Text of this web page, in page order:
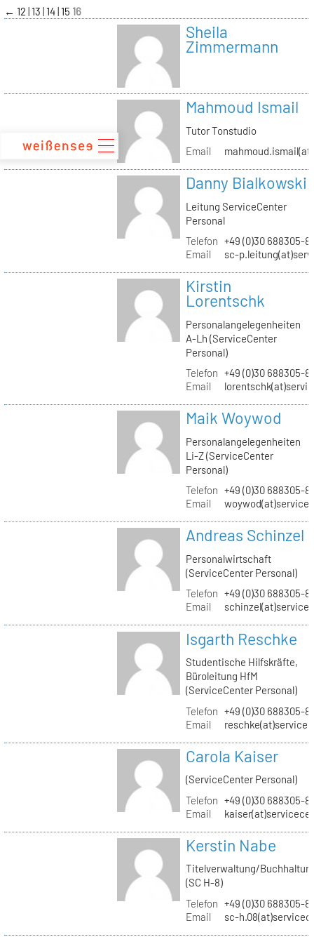
zum
Inhalt
← 12 13 14 15 16
Sheila
Zimmermann
Mahmoud Ismail
Tutor Tonstudio
Email
Danny Bialkowski
Leitung ServiceCenter
Personal
Telefon +49 (0)30 688305-
Email
sc-
Kirstin
Lorentschk
Personalangelegenheiten
A-Lh (ServiceCenter
Personal)
Telefon +49 (0)30 688305-
Email
Maik Woywod
Personalangelegenheiten
Li-Z (ServiceCenter
Personal)
Telefon +49 (0)30 688305-
Email
Andreas Schinzel
Personalwirtschaft
(ServiceCenter Personal)
Telefon +49 (0)30 688305-
Email
Isgarth Reschke
Studentische Hilfskräfte,
Büroleitung HfM
(ServiceCenter Personal)
Telefon +49 (0)30 688305-
Email
Carola Kaiser
(ServiceCenter Personal)
Telefon +49 (0)30 688305-
Email
Kerstin Nabe
Titelverwaltung/
(SC H-8)
Telefon +49 (0)30 688305-
Email
sc-